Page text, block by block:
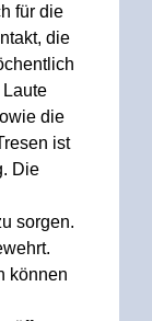
für die
die
Laute
die
ist
Die
sorgen.
können